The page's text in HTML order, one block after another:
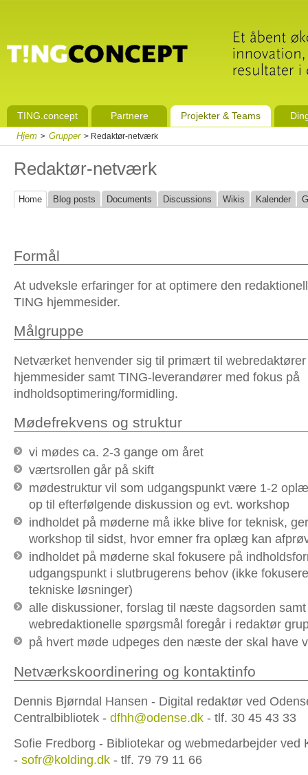
TING.concept Partnere Projekter & Teams
Hjem > Grupper > Redaktør-netværk
Redaktør-netværk
Home Blog posts Documents Discussions Wikis Kalender
Formål
At udveksle erfaringer for at optimere den
TING hjemmesider.
Målgruppe
Netværket henvender sig til primært til
hjemmesider samt TING-leverandører med fokus på
indholdsoptimering/formidling.
Mødefrekvens og struktur
vi mødes ca. 2-3 gange om året
værtsrollen går på skift
mødestruktur vil som udgangspunkt være 1-2
op til efterfølgende diskussion og evt. workshop
indholdet på møderne må ikke blive for teknisk,
workshop til sidst, hvor emner fra oplæg kan
indholdet på møderne skal fokusere på
udgangspunkt i slutbrugerens behov (ikke
tekniske løsninger)
alle diskussioner, forslag til næste dagsorden samt
webredaktionelle spørgsmål foregår i redaktør
på hvert møde udpeges den næste der skal have
Netværkskoordinering og kontaktinfo
Dennis Bjørndal Hansen - Digital redaktør ved
Centralbibliotek - dfhh@odense.dk - tlf. 30 45 43 33
Sofie Fredborg - Bibliotekar og webmedarbejder ved
- sofr@kolding.dk - tlf. 79 79 11 66